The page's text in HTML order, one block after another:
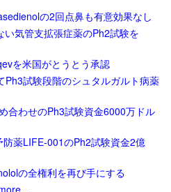
の2回点鼻も有意効果なし
気管支拡張症薬のPh2試験を
を米国がとうとう承認
Ph3試験段階のシュタルガルト病薬
合わせのPh3試験資金6000万ドル
薬LIFE-001のPh2試験資金2億
の全権利を再び手にする